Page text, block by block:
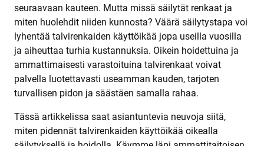
seuraavaan kauteen. Mutta missä säilytät renkaat ja
miten huolehdit niiden kunnosta? Väärä säilytystapa voi
lyhentää talvirenkaiden käyttöikää jopa useilla vuosilla
ja aiheuttaa turhia kustannuksia. Oikein hoidettuina ja
ammattimaisesti varastoituina talvirenkaat voivat
palvella luotettavasti useamman kauden, tarjoten
turvallisen pidon ja säästäen samalla rahaa.
Tässä artikkelissa saat asiantuntevia neuvoja siitä,
miten pidennät talvirenkaiden käyttöikää oikealla